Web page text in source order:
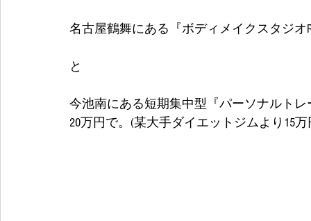
名古屋鶴舞にある『ボディメイクスタジオ
と
今池南にある短期集中型『パーソナルトレ
20万円で。(某大手ダイエットジムより15